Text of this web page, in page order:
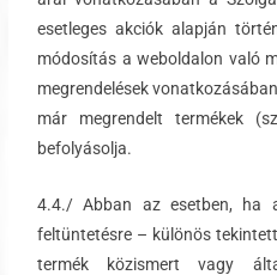
esetleges akciók alapján
módosítás a weboldalon való
megrendelések
már megrendelt termékek
befolyásolja.
4.4./ Abban az esetben, ha
feltüntetésre – különös
termék közismert vagy